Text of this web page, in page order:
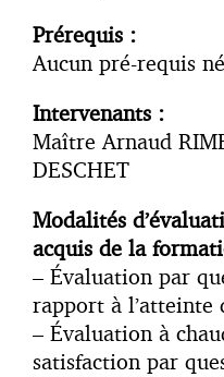
Prérequis :
Aucun pré-requis
Intervenants :
Maître Arnaud
DESCHET
Modalités
acquis de la
– Évaluation par
rapport à l’atteinte
– Évaluation à
satisfaction par